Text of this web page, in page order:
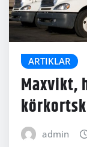
ARTIKLAR
Maxvikt,
admin